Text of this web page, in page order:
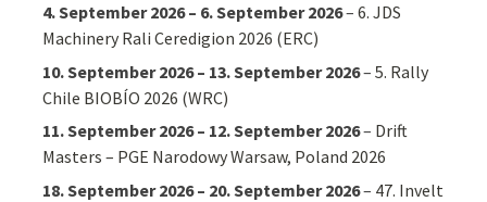
4. September 2026– 6. September 2026–6. JDS
Machinery Rali Ceredigion 2026 (ERC)
10. September 2026– 13. September 2026–5. Rally
Chile BIOBÍO 2026 (WRC)
11. September 2026– 12. September 2026– Drift
Masters – PGE Narodowy Warsaw, Poland 2026
18. September 2026– 20. September 2026– 47. Invelt